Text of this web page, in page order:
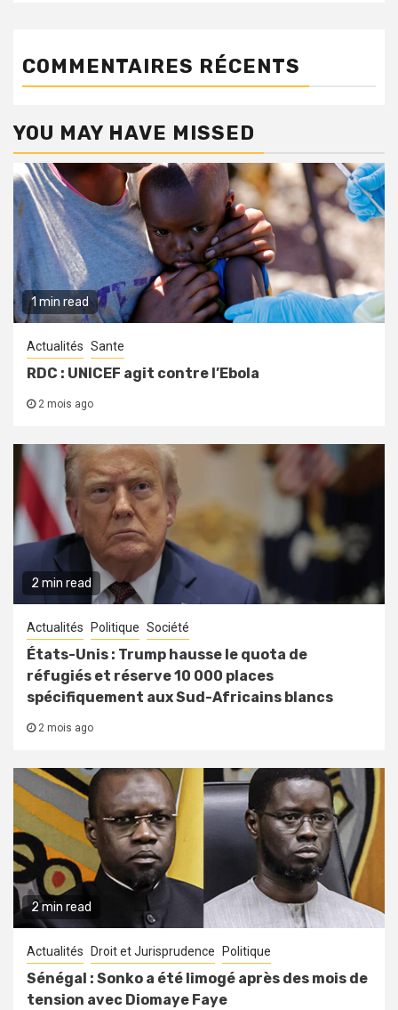
COMMENTAIRES RÉCENTS
YOU MAY HAVE MISSED
1 min read
Actualités Sante
RDC : UNICEF agit contre l’Ebola
2 mois ago
2 min read
Actualités Politique Société
États-Unis : Trump hausse le quota de
réfugiés et réserve 10 000 places
spécifiquement aux Sud-Africains blancs
2 mois ago
2 min read
Actualités Droit et Jurisprudence Politique
Sénégal : Sonko a été limogé après des mois de
tension avec Diomaye Faye